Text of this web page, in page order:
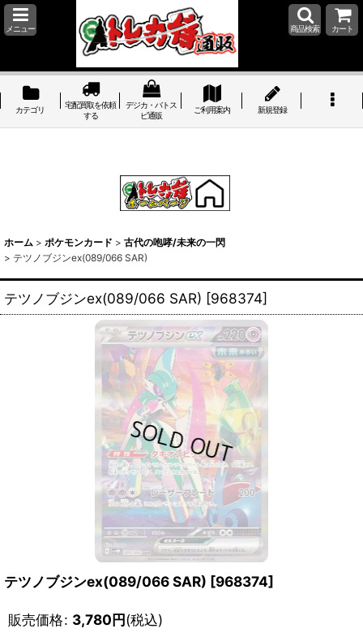
メニュー 商品検索 カート
カテゴリ
宅配買取を依頼
する
デジカ・バトス
ピ通販
ご利用案内 新規登録
ホーム > ポケモンカード > 古代の咆哮/未来の一閃
> テツノブジンex(089/066 SAR)
テツノブジンex(089/066 SAR) [968374]
テツノブジンex(089/066 SAR) [968374]
販売価格: 3,780円(税込)